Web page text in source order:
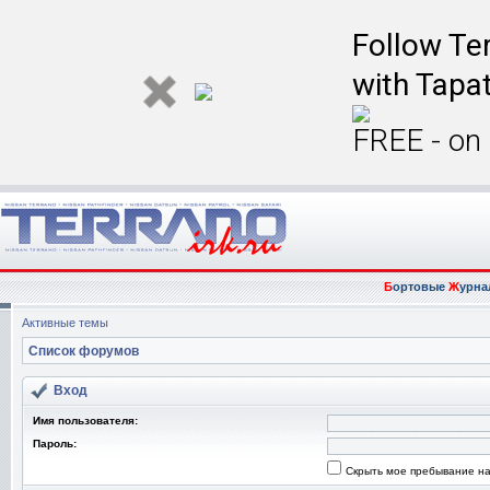
Follow
with
FREE -
БортовыеЖ
Активные темы
Список форумов
Вход
Имя пользователя:
Пароль:
Скрыть мое пребывание